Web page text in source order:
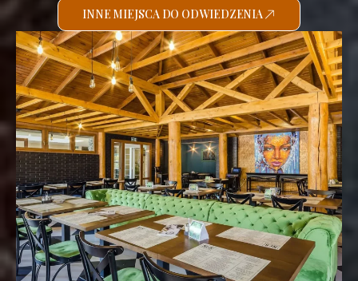
INNE MIEJSCA DO ODWIEDZENIA